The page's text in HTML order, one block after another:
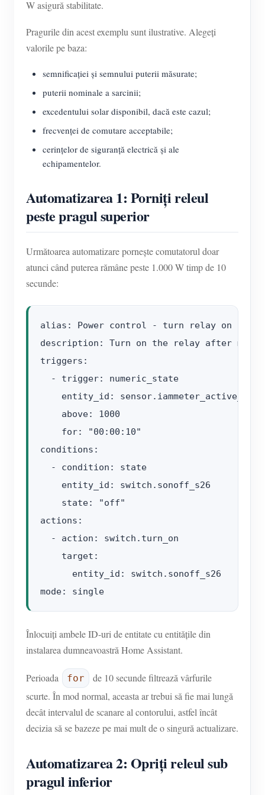
W asigură stabilitate.
Pragurile din acest exemplu sunt ilustrative. Alegeți
valorile pe baza:
semnificației și semnului puterii măsurate;
puterii nominale a sarcinii;
excedentului solar disponibil, dacă este cazul;
frecvenței de comutare acceptabile;
cerințelor de siguranță electrică și ale
echipamentelor.
Automatizarea 1: Porniți releul
peste pragul superior
Următoarea automatizare pornește comutatorul doar
atunci când puterea rămâne peste 1.000 W timp de 10
secunde:
alias: Power control - turn relay on
description: Turn on the relay after
triggers:
  - trigger: numeric_state
entity_id:
    above: 1000
    for: "00:00:10"
conditions:
  - condition: state
    entity_id: switch.sonoff_s26
    state: "off"
actions:
  - action: switch.turn_on
    target:
      entity_id: switch.sonoff_s26
Înlocuiți ambele ID-uri de entitate cu entitățile din
instalarea dumneavoastră Home Assistant.
Perioada for
de 10 secunde filtrează vârfurile
scurte. În mod normal, aceasta ar trebui să fie mai lungă
decât intervalul de scanare al contorului, astfel încât
decizia să se bazeze pe mai mult de o singură actualizare.
Automatizarea 2: Opriți releul sub
pragul inferior